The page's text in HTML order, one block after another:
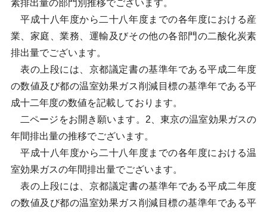
素排出量の部門別推移でございます。
平成十八年度から二十八年度までの各年度における産
業、家庭、業務、運輸及びその他の各部門の二酸化炭素
排出量でございます。
表の上段には、京都議定書の基準年である平成二年度
の数値及び都の温室効果ガス削減目標の基準年である平
成十二年度の数値を記載しております。
二ページをお開き願います。2、東京の温室効果ガスの
年間排出量の推移でございます。
平成十八年度から二十八年度までの各年度における温
室効果ガスの年間排出量でございます。
表の上段には、京都議定書の基準年である平成二年度
の数値及び都の温室効果ガス削減目標の基準年である平